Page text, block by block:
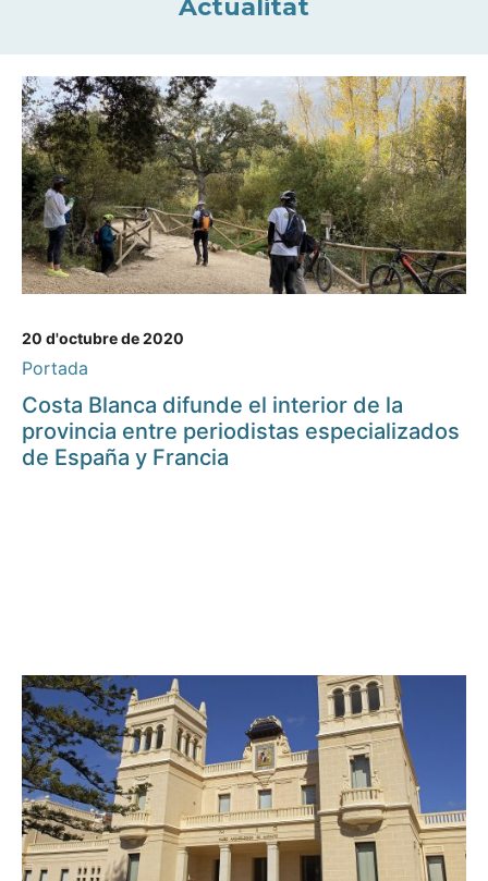
Actualitat
20 d'octubre de 2020
Portada
Costa Blanca difunde el interior de la
provincia entre periodistas especializados
de España y Francia